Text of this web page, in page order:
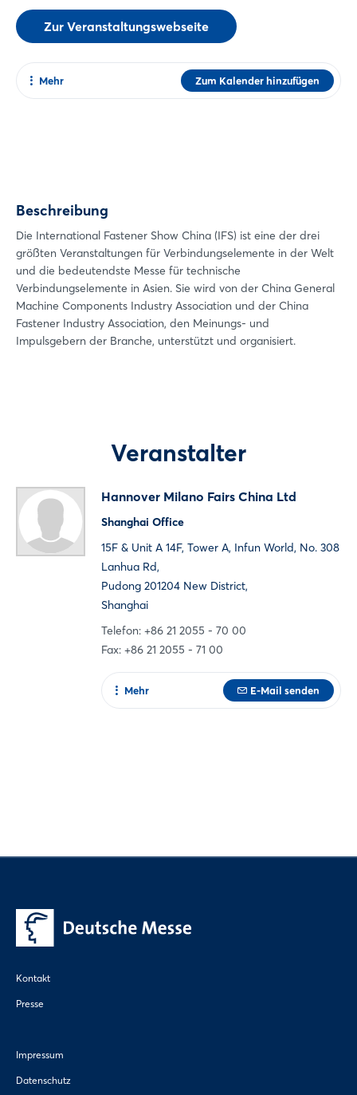
Zur Veranstaltungswebseite
Zum Kalender hinzufügen
Mehr
LinkedIn
Mail
Whatsapp
Link kopieren
Beschreibung
Die International Fastener Show China (IFS) ist eine der drei
größten Veranstaltungen für Verbindungselemente in der Welt
und die bedeutendste Messe für technische
Verbindungselemente in Asien. Sie wird von der China General
Machine Components Industry Association und der China
Fastener Industry Association, den Meinungs- und
Veranstalter
Hannover Milano Fairs China Ltd
Shanghai Office
15F & Unit A 14F, Tower A, Infun World, No. 308
Lanhua Rd,
Pudong 201204 New District,
Shanghai
Telefon: +86 21 2055 - 70 00
Fax: +86 21 2055 - 71 00
E-Mail senden
Mehr
Kontakt
Presse
Impressum
Datenschutz
Login
Einloggen
Passwort vergessen?